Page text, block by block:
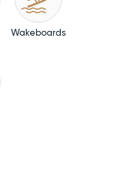
Wakeboards